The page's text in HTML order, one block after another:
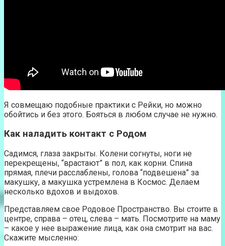
Я совмещаю подобные практики с Рейки, но можно
обойтись и без этого. Бояться в любом случае не нужно.
Как наладить контакт с Родом
Садимся, глаза закрыты. Колени согнуты, ноги не
перекрещены, “врастают” в пол, как корни. Спина
прямая, плечи расслаблены, голова “подвешена” за
макушку, а макушка устремлена в Космос. Делаем
несколько вдохов и выдохов.
Представляем свое Родовое Пространство. Вы стоите в
центре, справа – отец, слева – мать. Посмотрите на маму
– какое у нее выражение лица, как она смотрит на вас.
Скажите мысленно: